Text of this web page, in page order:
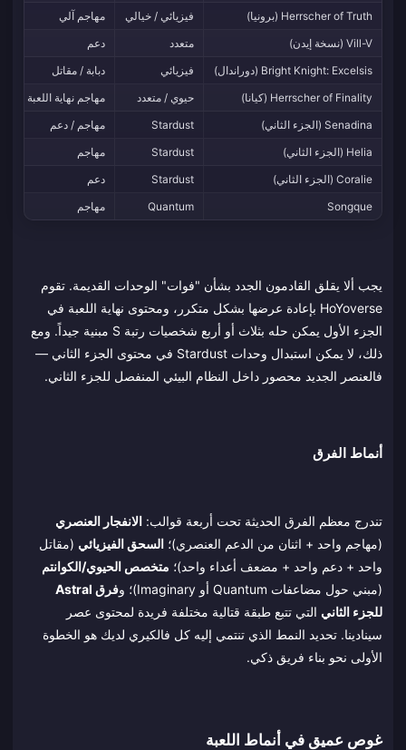
Herrscher of Truth (برونيا) فيزيائي / خيالي مهاجم آلي
Vill-V (نسخة إيدن)
متعدد دعم
Bright Knight: Excelsis (دوراندال)
فيزيائي دبابة / مقاتل
Herrscher of Finality (كيانا)
حيوي / متعدد مهاجم نهاية اللعبة
Senadina (الجزء الثاني)
Stardust مهاجم / دعم
Helia (الجزء الثاني)
Stardust مهاجم
Coralie (الجزء الثاني)
Stardust دعم
Songque
Quantum مهاجم
يجب ألا يقلق القادمون الجدد بشأن "فوات" الوحدات القديمة. تقوم
HoYoverse بإعادة عرضها بشكل متكرر، ومحتوى نهاية اللعبة في
الجزء الأول يمكن حله بثلاث أو أربع شخصيات رتبة S مبنية جيداً. ومع
ذلك، لا يمكن استبدال وحدات Stardust في محتوى الجزء الثاني —
فالعنصر الجديد محصور داخل النظام البيئي المنفصل للجزء الثاني.
أنماط الفرق
تندرج معظم الفرق الحديثة تحت أربعة قوالب: الانفجار العنصري
(مهاجم واحد + اثنان من الدعم العنصري)؛ السحق الفيزيائي (مقاتل
واحد + دعم واحد + مضعف أعداء واحد)؛ متخصص الحيوي/الكوانتم
(مبني حول مضاعفات Quantum أو Imaginary)؛ و
فرق Astral
للجزء الثاني التي تتبع طبقة قتالية مختلفة فريدة لمحتوى عصر
سينادينا. تحديد النمط الذي تنتمي إليه كل فالكيري لديك هو الخطوة
الأولى نحو بناء فريق ذكي.
غوص عميق في أنماط اللعبة